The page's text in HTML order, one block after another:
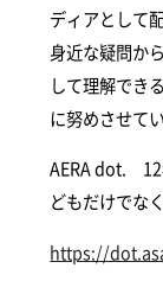
ディアとして
身近な疑問か
して理解でき
に努めさせて
AERA dot. 12
どもだけでな
https://